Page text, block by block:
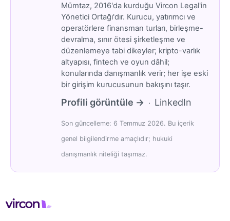
Mümtaz, 2016'da kurduğu Vircon Legal'in
Yönetici Ortağı'dır. Kurucu, yatırımcı ve
operatörlere finansman turları, birleşme-
devralma, sınır ötesi şirketleşme ve
düzenlemeye tabi dikeyler; kripto-varlık
altyapısı, fintech ve oyun dâhil;
konularında danışmanlık verir; her işe eski
bir girişim kurucusunun bakışını taşır.
Profili görüntüle → · LinkedIn
Son güncelleme: 6 Temmuz 2026. Bu içerik
genel bilgilendirme amaçlıdır; hukuki
danışmanlık niteliği taşımaz.